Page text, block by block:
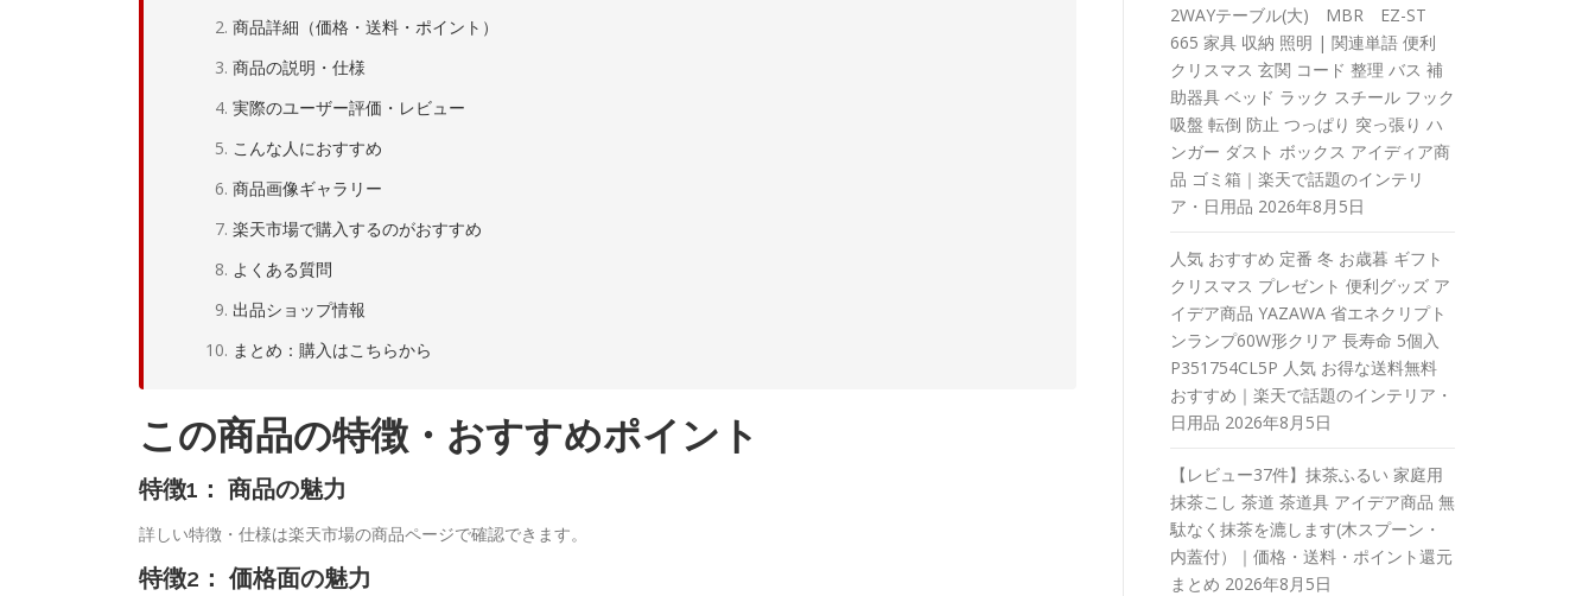
商品詳細（価格・送料・ポイント）
商品の説明・仕様
実際のユーザー評価・レビュー
こんな人におすすめ
商品画像ギャラリー
楽天市場で購入するのがおすすめ
よくある質問
出品ショップ情報
まとめ：購入はこちらから
この商品の特徴・おすすめポイント
特徴1： 商品の魅力
詳しい特徴・仕様は楽天市場の商品ページで確認できます。
特徴2： 価格面の魅力
2WAYテーブル(大) MBR EZ-ST
665 家具 収納 照明 | 関連単語 便利
クリスマス 玄関 コード 整理 バス 補
助器具 ベッド ラック スチール フック
吸盤 転倒 防止 つっぱり 突っ張り ハ
ンガー ダスト ボックス アイディア商
品 ゴミ箱｜楽天で話題のインテリ
ア・日用品 2026年8月5日
人気 おすすめ 定番 冬 お歳暮 ギフト
クリスマス プレゼント 便利グッズ ア
イデア商品 YAZAWA 省エネクリプト
ンランプ60W形クリア 長寿命 5個入
P351754CL5P 人気 お得な送料無料
おすすめ｜楽天で話題のインテリア・
日用品 2026年8月5日
【レビュー37件】抹茶ふるい 家庭用
抹茶こし 茶道 茶道具 アイデア商品 無
駄なく抹茶を漉します(木スプーン・
内蓋付）｜価格・送料・ポイント還元
まとめ 2026年8月5日